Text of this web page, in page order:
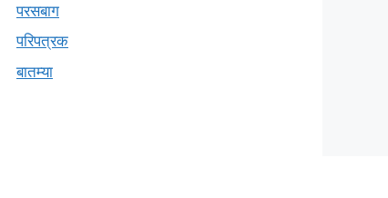
परसबाग
परिपत्रक
बातम्या